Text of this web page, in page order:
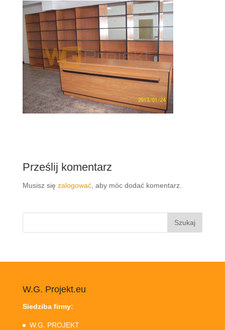
Prześlij komentarz
Musisz się zalogować, aby móc dodać komentarz.
Szukaj:
W.G. Projekt.eu
Siedziba firmy:
W.G. PROJEKT